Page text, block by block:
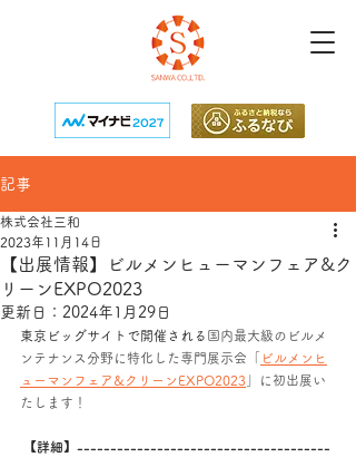
記事
【出展情報】ビルメンヒューマンフェア&ク
リーンEXPO2023
株式会社三和
2023年11月14日
更新日： 2024年1月29日
東京ビッグサイトで開催される 国内最大級のビルメ
ンテナンス分野に特化した専門展示会「
ビルメンヒ
ューマンフェア&クリーンEXPO2023 」に初出展い
たします！